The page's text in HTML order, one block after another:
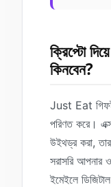
ক্রিপ্টো
কিনবেন?
Just Eat গিফট
পরিণত করে।
উইথড্র করা,
সরাসরি আপনার
ইমেইলে